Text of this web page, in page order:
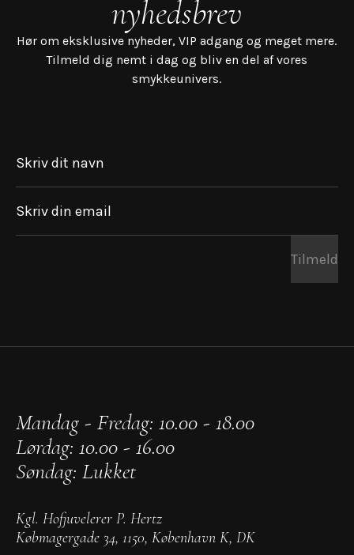
nyhedsbrev
Hør om eksklusive nyheder, VIP adgang og meget mere.
Tilmeld dig nemt i dag og bliv en del af vores
smykkeunivers.
Skriv dit navn
Skriv din email
Tilmeld
Mandag - Fredag: 10.00 - 18.00
Lørdag: 10.00 - 16.00
Søndag: Lukket
Kgl. Hofjuvelerer P. Hertz
Købmagergade 34, 1150, København K, DK